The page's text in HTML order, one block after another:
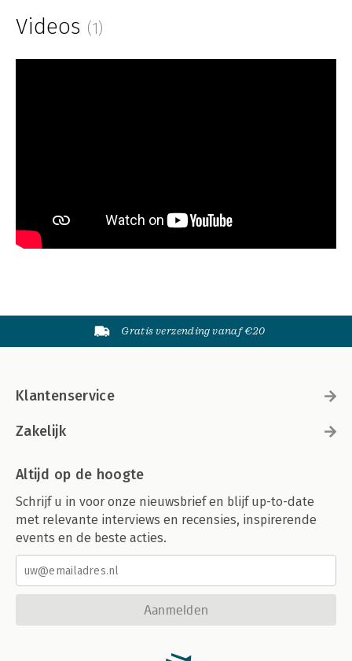
Videos (1)
Gratis verzending vanaf €20
Klantenservice
Zakelijk
Altijd op de hoogte
Schrijf u in voor onze nieuwsbrief en blijf up-to-date
met relevante interviews en recensies, inspirerende
events en de beste acties.
Aanmelden